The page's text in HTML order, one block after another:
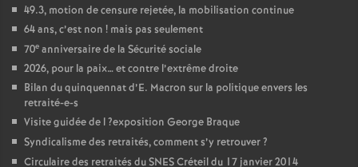
49.3, motion de censure rejetée, la mobilisation continue
64 ans, c’est non ! mais pas seulement
70e anniversaire de la Sécurité sociale
2026, pour la paix… et contre l’extrême droite
Bilan du quinquennat d’E. Macron sur la politique envers les
retraité-e-s
Visite guidée de l?exposition George Braque
Syndicalisme des retraités, comment s’y retrouver?
Circulaire des retraités duSNESCréteil du 17 janvier 2014